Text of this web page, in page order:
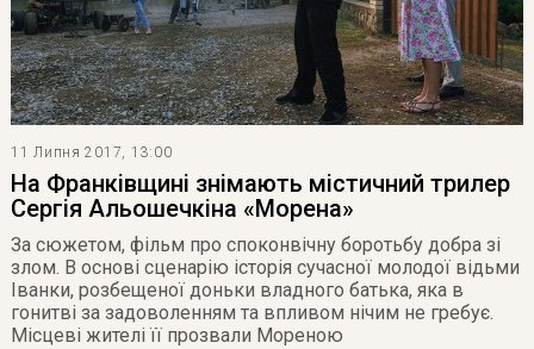
11 Липня 2017, 13:00
На Франківщині знімають містичний трилер
Сергія Альошечкіна «Морена»
За сюжетом, фільм про споконвічну боротьбу добра зі
злом. В основі сценарію історія сучасної молодої відьми
Іванки, розбещеної доньки владного батька, яка в
гонитві за задоволенням та впливом нічим не гребує.
Місцеві жителі її прозвали Мореною